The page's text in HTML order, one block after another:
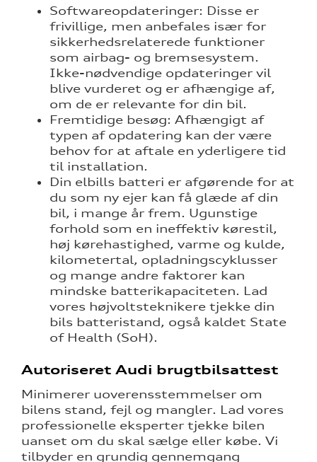
Softwareopdateringer: Disse er
frivillige, men anbefales især for
sikkerhedsrelaterede funktioner
som airbag- og bremsesystem.
Ikke-nødvendige opdateringer vil
blive vurderet og er afhængige af,
om de er relevante for din bil.
Fremtidige besøg: Afhængigt af
typen af opdatering kan der være
behov for at aftale en yderligere tid
til installation.
Din elbills batteri er afgørende for at
du som ny ejer kan få glæde af din
bil, i mange år frem. Ugunstige
forhold som en ineffektiv kørestil,
høj kørehastighed, varme og kulde,
kilometertal, opladningscyklusser
og mange andre faktorer kan
mindske batterikapaciteten. Lad
vores højvoltsteknikere tjekke din
bils batteristand, også kaldet State
of Health (SoH).
Autoriseret Audi brugtbilsattest
Minimerer uoverensstemmelser om
bilens stand, fejl og mangler. Lad vores
professionelle eksperter tjekke bilen
uanset om du skal sælge eller købe. Vi
tilbyder en grundig gennemgang